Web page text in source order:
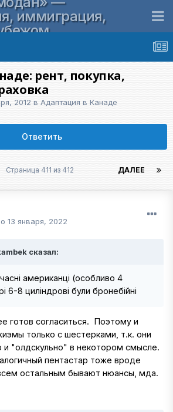
иммиграция,
рент, покупка,
2012 в Адаптация в Канаде
Ответить
ДАЛЕЕ
Страница 411 из 412
13 января, 2022
сказал:
американці (особливо 4
6-8 циліндрові були бронебійні
готов согласиться. Поэтому и
только с шестерками, т.к. они
и "олдскульно" в некотором смысле.
пентастар тоже вроде
остальным бывают нюансы, мда.